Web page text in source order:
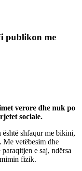
publikon me
verore dhe nuk po
sociale.
është shfaqur me bikini,
Me vetëbesim dhe
e saj, ndërsa
fizik.